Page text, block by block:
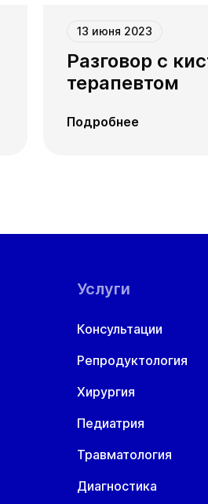
13 июня 2023
Разговор с
терапевтом
Подробнее
Услуги
Консультации
Репродуктология
Хирургия
Педиатрия
Травматология
Диагностика